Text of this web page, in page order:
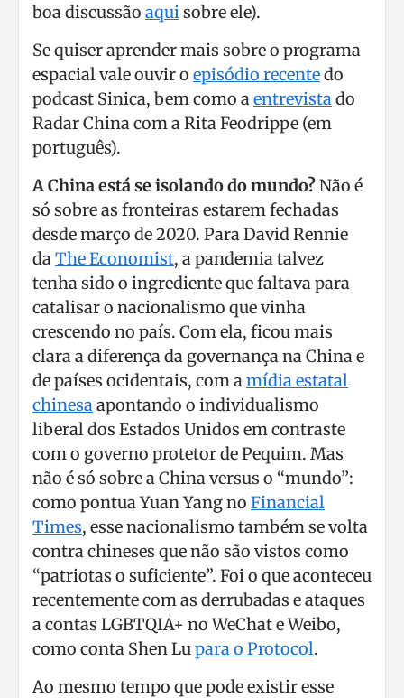
boa discussão aquisobre ele).
Se quiser aprender mais sobre o programa
espacial vale ouvir o episódio recentedo
podcast Sinica, bem como aentrevistado
Radar China com a Rita Feodrippe (em
português).
A China está se isolando do mundo?Não é
só sobre as fronteiras estarem fechadas
desde março de 2020. Para David Rennie
daThe Economist, a pandemia talvez
tenha sido o ingrediente que faltava para
catalisar o nacionalismo que vinha
crescendo no país. Com ela, ficou mais
clara a diferença da governança na China e
de países ocidentais, com amídia estatal
chinesaapontando o individualismo
liberal dos Estados Unidos em contraste
com o governo protetor de Pequim. Mas
não é só sobre a China versus o “mundo”:
como pontua Yuan Yang no Financial
Times, esse nacionalismo também se volta
contra chineses que não são vistos como
“patriotas o suficiente”. Foi o que aconteceu
recentemente com as derrubadas e ataques
a contas LGBTQIA+ no WeChat e Weibo,
como conta Shen Lupara o Protocol.
Ao mesmo tempo que pode existir esse